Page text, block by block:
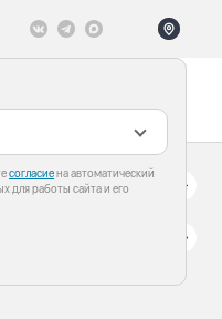
согласиена автоматический
для работы сайта и его